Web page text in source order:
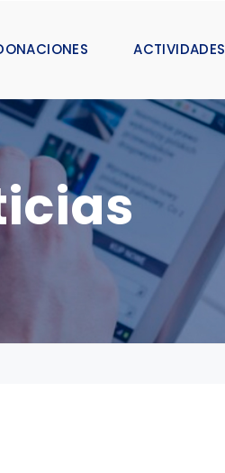
ACTIVIDADES